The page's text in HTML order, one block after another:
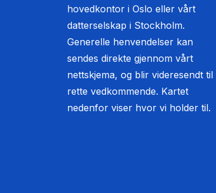
hovedkontor i Oslo eller vårt
datterselskap i Stockholm.
Generelle henvendelser kan
sendes direkte gjennom vårt
nettskjema, og blir videresendt til
rette vedkommende. Kartet
nedenfor viser hvor vi holder til.